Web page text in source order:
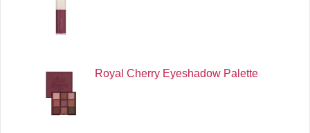
Royal Cherry Eyeshadow Palette